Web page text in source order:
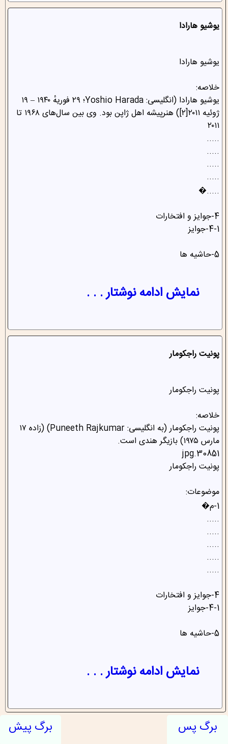
یوشیو هارادا
یوشیو هارادا
خلاصه:
یوشیو هارادا (انگلیسی: Yoshio Harada؛ ۲۹ فوریهٔ ۱۹۴۰ – ۱۹
ژوئیه ۲۰۱۱[۲]) هنرپیشه اهل ژاپن بود. وی بین سال‌های ۱۹۶۸ تا
۲۰۱۱
.....
.....
.....
.....
.....�
4-جوایز و افتخارات
4-1-جوایز
5-حاشیه ها
نمایش ادامه نوشتار . . .
پونیت راجکومار
پونیت راجکومار
خلاصه:
پونیت راجکومار (به انگلیسی: Puneeth Rajkumar) (زاده ۱۷
مارس ۱۹۷۵) بازیگر هندی است.
30851.jpg
پونیت راجکومار
موضوعات:
1-م�
.....
.....
.....
.....
.....
4-جوایز و افتخارات
4-1-جوایز
5-حاشیه ها
نمایش ادامه نوشتار . . .
برگ پس برگ پیش